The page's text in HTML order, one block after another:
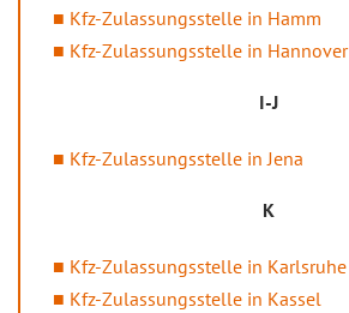
Kfz-Zulassungsstelle in Hamm
Kfz-Zulassungsstelle in Hannover
I-J
Kfz-Zulassungsstelle in Jena
K
Kfz-Zulassungsstelle in Karlsruhe
Kfz-Zulassungsstelle in Kassel